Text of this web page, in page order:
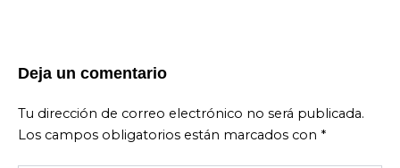
Deja un comentario
Tu dirección de correo electrónico no será publicada.
Los campos obligatorios están marcados con *